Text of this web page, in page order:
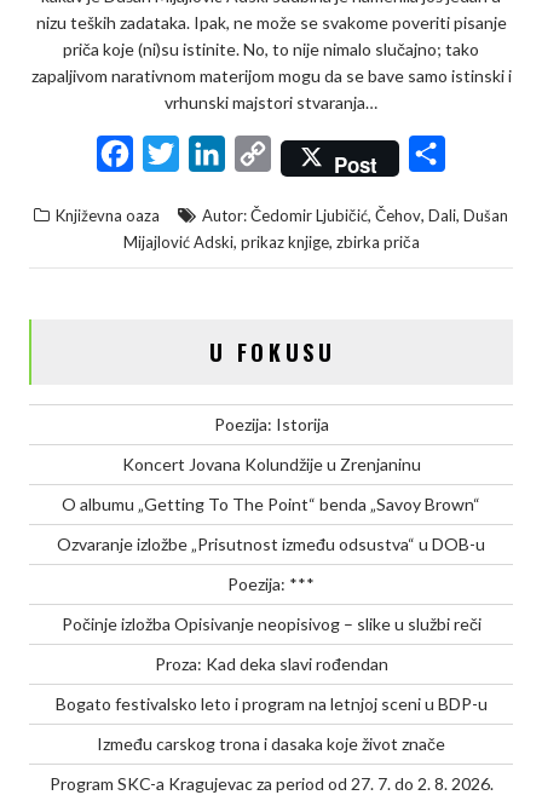
nizu teških zadataka. Ipak, ne može se svakome poveriti pisanje
priča koje (ni)su istinite. No, to nije nimalo slučajno; tako
zapaljivom narativnom materijom mogu da se bave samo istinski i
vrhunski majstori stvaranja…
c
e
k
i
t
n
k
n
C
p
y
k
Post
a
r
Književna oaza Autor: Čedomir Ljubičić, Čehov, Dali, Dušan
Mijajlović Adski, prikaz knjige, zbirka priča
U FOKUSU
Poezija: Istorija
Koncert Jovana Kolundžije u Zrenjaninu
O albumu „Getting To The Point“ benda „Savoy Brown“
Ozvaranje izložbe „Prisutnost između odsustva“ u DOB-u
Poezija: ***
Počinje izložba Opisivanje neopisivog – slike u službi reči
Proza: Kad deka slavi rođendan
Bogato festivalsko leto i program na letnjoj sceni u BDP-u
Između carskog trona i dasaka koje život znače
Program SKC-a Kragujevac za period od 27. 7. do 2. 8. 2026.